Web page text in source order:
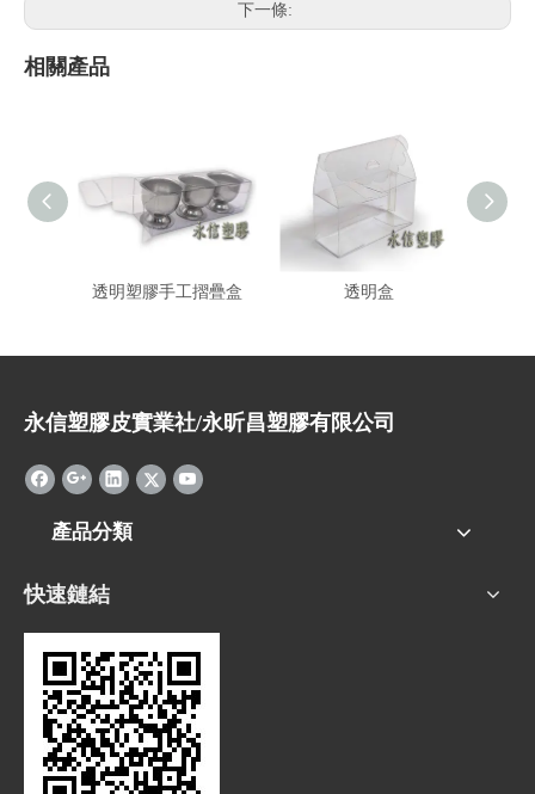
下一條:
相關產品
透明塑膠手工摺疊盒 透明盒
永信塑膠皮實業社/永昕昌塑膠有限公司
產品分類
快速鏈結